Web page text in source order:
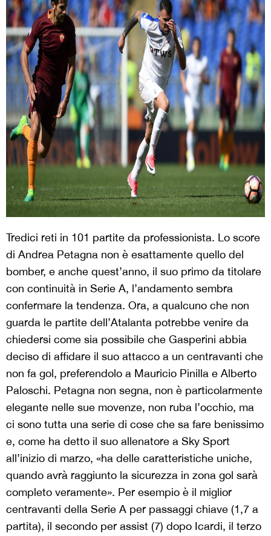
Tredici reti in 101 partite da professionista. Lo score
di Andrea Petagna non è esattamente quello del
bomber, e anche quest’anno, il suo primo da titolare
con continuità in Serie A, l’andamento sembra
confermare la tendenza. Ora, a qualcuno che non
guarda le partite dell’Atalanta potrebbe venire da
chiedersi come sia possibile che Gasperini abbia
deciso di affidare il suo attacco a un centravanti che
non fa gol, preferendolo a Mauricio Pinilla e Alberto
Paloschi. Petagna non segna, non è particolarmente
elegante nelle sue movenze, non ruba l’occhio, ma
ci sono tutta una serie di cose che sa fare benissimo
e, come ha detto il suo allenatore a Sky Sport
all’inizio di marzo, «ha delle caratteristiche uniche,
quando avrà raggiunto la sicurezza in zona gol sarà
completo veramente». Per esempio è il miglior
centravanti della Serie A per passaggi chiave (1,7 a
partita), il secondo per assist (7) dopo Icardi, il terzo